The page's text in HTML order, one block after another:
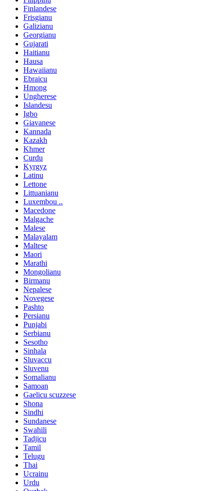
Finlandese
Frisgianu
Galizianu
Georgianu
Gujarati
Haitianu
Hausa
Hawaiianu
Ebraicu
Hmong
Ungherese
Islandesu
Igbo
Giavanese
Kannada
Kazakh
Khmer
Curdu
Kyrgyz
Latinu
Lettone
Littuanianu
Luxembou ..
Macedone
Malgache
Malese
Malayalam
Maltese
Maori
Marathi
Mongolianu
Birmanu
Nepalese
Novegese
Pashto
Persianu
Punjabi
Serbianu
Sesotho
Sinhala
Sluvaccu
Sluvenu
Somalianu
Samoan
Gaelicu scuzzese
Shona
Sindhi
Sundanese
Swahili
Tadjicu
Tamil
Telugu
Thai
Ucrainu
Urdu